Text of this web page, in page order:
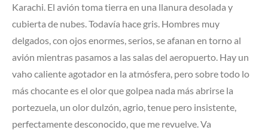
Karachi. El avión toma tierra en una llanura desolada y
cubierta de nubes. Todavía hace gris. Hombres muy
delgados, con ojos enormes, serios, se afanan en torno al
avión mientras pasamos a las salas del aeropuerto. Hay un
vaho caliente agotador en la atmósfera, pero sobre todo lo
más chocante es el olor que golpea nada más abrirse la
portezuela, un olor dulzón, agrio, tenue pero insistente,
perfectamente desconocido, que me revuelve. Va